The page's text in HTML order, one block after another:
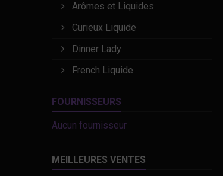
Arômes et Liquides
Curieux Liquide
Dinner Lady
French Liquide
FOURNISSEURS
Aucun fournisseur
MEILLEURES VENTES